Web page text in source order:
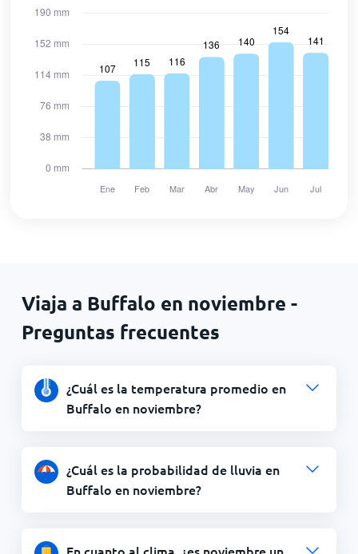
Viaja a Buffalo en noviembre -
Preguntas frecuentes
¿Cuál es la temperatura promedio en
Buffalo en noviembre?
¿Cuál es la probabilidad de lluvia en
Buffalo en noviembre?
En cuanto al clima, ¿es noviembre un